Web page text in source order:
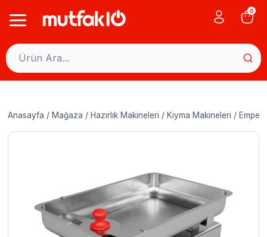
0
Anasayfa / Mağaza / Hazırlık Makineleri / Kıyma Makineleri /